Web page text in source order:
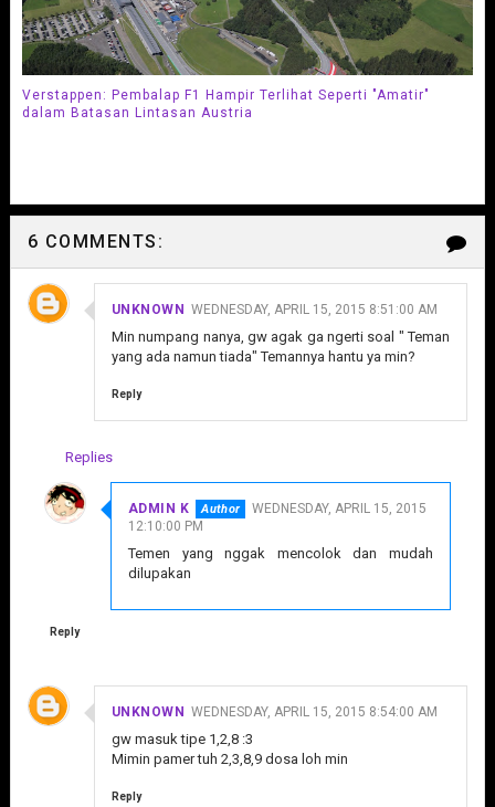
Verstappen: Pembalap F1 Hampir Terlihat Seperti "Amatir"
dalam Batasan Lintasan Austria
6 COMMENTS:
UNKNOWN WEDNESDAY, APRIL 15, 2015 8:51:00 AM
Min numpang nanya, gw agak ga ngerti soal " Teman
yang ada namun tiada" Temannya hantu ya min?
Reply
Replies
ADMIN K
WEDNESDAY, APRIL 15, 2015
12:10:00 PM
Temen yang nggak mencolok dan mudah
dilupakan
Reply
UNKNOWN WEDNESDAY, APRIL 15, 2015 8:54:00 AM
gw masuk tipe 1,2,8 :3
Mimin pamer tuh 2,3,8,9 dosa loh min
Reply